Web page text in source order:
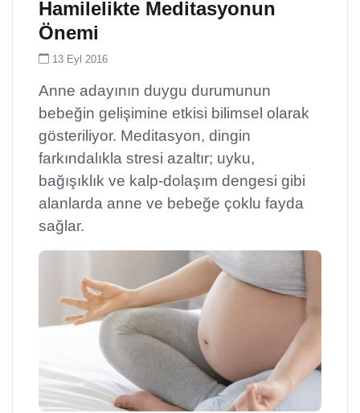
Hamilelikte Meditasyonun
Önemi
13 Eyl 2016
Anne adayının duygu durumunun
bebeğin gelişimine etkisi bilimsel olarak
gösteriliyor. Meditasyon, dingin
farkındalıkla stresi azaltır; uyku,
bağışıklık ve kalp-dolaşım dengesi gibi
alanlarda anne ve bebeğe çoklu fayda
sağlar.